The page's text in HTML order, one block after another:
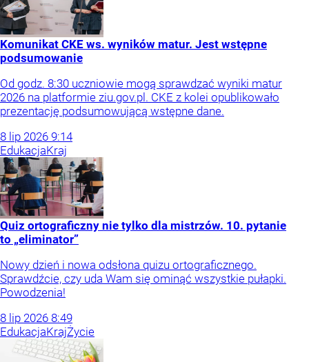
Komunikat CKE ws. wyników matur. Jest wstępne
podsumowanie
Od godz. 8:30 uczniowie mogą sprawdzać wyniki matur
2026 na platformie ziu.gov.pl. CKE z kolei opublikowało
prezentację podsumowującą wstępne dane.
8 lip 2026 9:14
EdukacjaKraj
Quiz ortograficzny nie tylko dla mistrzów. 10. pytanie
to „eliminator”
Nowy dzień i nowa odsłona quizu ortograficznego.
Sprawdźcie, czy uda Wam się ominąć wszystkie pułapki.
Powodzenia!
8 lip 2026 8:49
EdukacjaKrajŻycie